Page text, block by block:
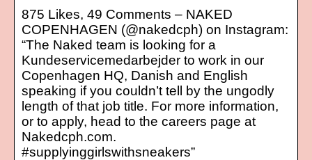
875 Likes, 49 Comments – NAKED
COPENHAGEN (@nakedcph) on Instagram:
“The Naked team is looking for a
Kundeservicemedarbejder to work in our
Copenhagen HQ, Danish and English
speaking if you couldn’t tell by the ungodly
length of that job title. For more information,
or to apply, head to the careers page at
Nakedcph.com.
#supplyinggirlswithsneakers”